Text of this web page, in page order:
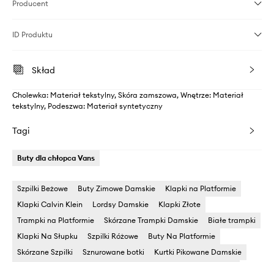
Producent
ID Produktu
Skład
Cholewka: Materiał tekstylny, Skóra zamszowa, Wnętrze: Materiał
tekstylny, Podeszwa: Materiał syntetyczny
Tagi
Buty dla chłopca Vans
Szpilki Beżowe Buty Zimowe Damskie
Klapki na Platformie
Klapki Calvin Klein
Lordsy Damskie
Klapki Złote
Trampki na Platformie
Skórzane Trampki Damskie
Białe trampki
Klapki Na Słupku
Szpilki Różowe
Buty Na Platformie
Skórzane Szpilki
Sznurowane botki
Kurtki Pikowane Damskie